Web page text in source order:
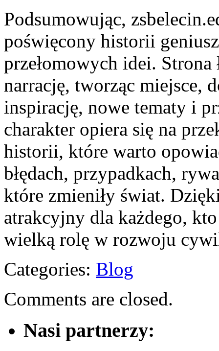
Podsumowując,
poświęcony historii
przełomowych idei.
narrację, tworząc miejsce,
inspirację, nowe tematy i
charakter opiera się na
historii, które warto
błędach, przypadkach,
które zmieniły świat.
atrakcyjny dla każdego,
wielką rolę w rozwoju
Categories: Blog
Comments are closed.
Nasi partnerzy: